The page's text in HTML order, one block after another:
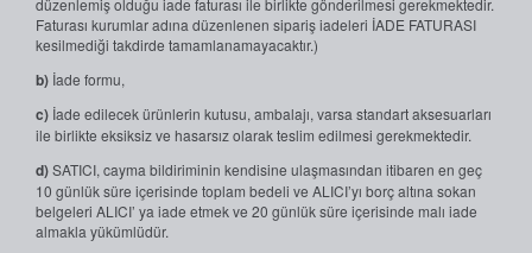
düzenlemiş olduğu iade faturası ile birlikte gönderilmesi gerekmektedir.
Faturası kurumlar adına düzenlenen sipariş iadeleri İADE FATURASI
kesilmediği takdirde tamamlanamayacaktır.)
b) İade formu,
c) İade edilecek ürünlerin kutusu, ambalajı, varsa standart aksesuarları
ile birlikte eksiksiz ve hasarsız olarak teslim edilmesi gerekmektedir.
d)SATICI, cayma bildiriminin kendisine ulaşmasından itibaren en geç
10 günlük süre içerisinde toplam bedeli ve ALICI’yı borç altına sokan
belgeleri ALICI’ ya iade etmek ve 20 günlük süre içerisinde malı iade
almakla yükümlüdür.